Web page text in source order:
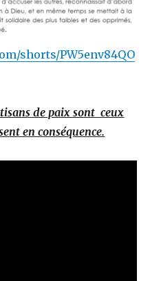
shorts/PW5env84QO
de paix sont ceux
en conséquence.